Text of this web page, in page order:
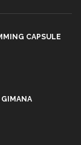
CAPSULE
GIMANA